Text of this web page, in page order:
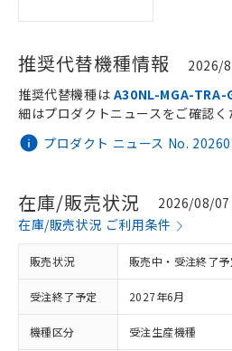
推奨代替機種情報 2026/
プロダクト ニュース No.
推奨代替機種は A30NL-MGA-TRA-
細はプロダクトニュースをご確認く
在庫/販売状況
2026/08/07
在庫/販売状況 ご利用条件
販売状況 販売中・受注終了予
受注終了予定 2027年6月
機種区分 受注生産機種